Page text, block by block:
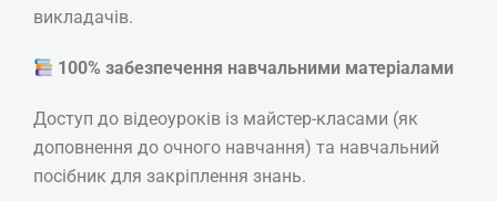
викладачів.
100% забезпечення навчальними матеріалами
Доступ до відеоуроків із майстер-класами (як
доповнення до очного навчання) та навчальний
посібник для закріплення знань.